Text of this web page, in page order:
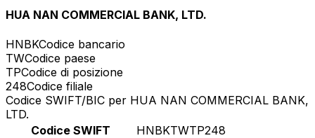
HUA NAN COMMERCIAL BANK, LTD.
HNBKCodice bancario
TWCodice paese
TPCodice di posizione
248Codice filiale
Codice SWIFT/BIC per HUA NAN COMMERCIAL BANK,
LTD.
Codice SWIFT
HNBKTWTP248